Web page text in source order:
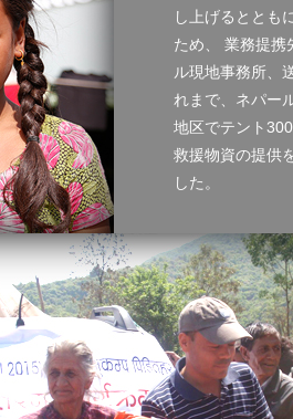
し上げるととも
ため、 業務提携
ル現地事務所、
れまで、ネパー
地区でテント
救援物資の提供
した。